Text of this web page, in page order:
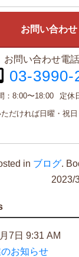
お問い合わせ
お問い合わせ電
03-3990-
： 8:00〜18:00 定休
だければ日曜・祝日
in ブログ.
2023/
7日 9:31 AM
お知らせ